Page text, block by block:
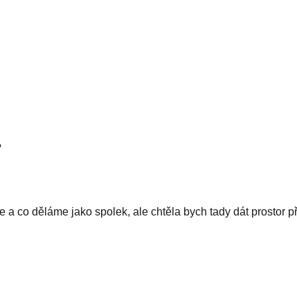
a co děláme jako spolek, ale chtěla bych tady dát prostor